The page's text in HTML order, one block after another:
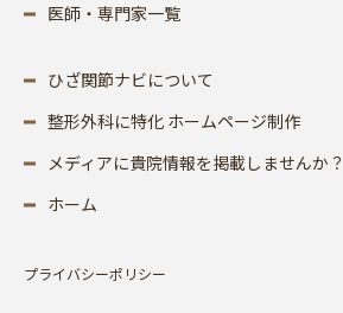
医師・専門家一覧
ひざ関節ナビについて
整形外科に特化 ホームページ制作
メディアに貴院情報を掲載しませんか？
ホーム
プライバシーポリシー